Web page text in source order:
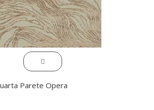
Parete Opera